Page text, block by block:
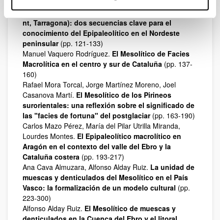
La cueva del Parco (Alòs de Balaguer,
Lleida) y el abrigo del afilador (Margalef de Montsa
nt, Tarragona): dos secuencias clave para el
conocimiento del Epipaleolítico en el Nordeste
peninsular(pp. 121-133)
Manuel Vaquero Rodríguez. El Mesolítico de Facies
Macrolítica en el centro y sur de Cataluña (pp. 137-
160)
Rafael Mora Torcal, Jorge Martínez Moreno, Joel
Casanova Martí. El Mesolítico de los Pirineos
surorientales: una reflexión sobre el significado de
las "facies de fortuna" del postglaciar(pp. 163-190)
Carlos Mazo Pérez, María del Pilar Utrilla Miranda,
Lourdes Montes. El Epipaleolítico macrolítico en
Aragón en el contexto del valle del Ebro y la
Cataluña costera (pp. 193-217)
Ana Cava Almuzara, Alfonso Alday Ruiz. La unidad de
muescas y denticulados del Mesolítico en el País
Vasco: la formalización de un modelo cultural (pp.
223-300)
Alfonso Alday Ruiz. El Mesolítico de muescas y